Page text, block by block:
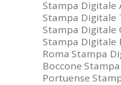
Stampa Digitale
Stampa Digitale
Stampa Digitale
Stampa Digitale
Roma Stampa
Boccone
Portuense